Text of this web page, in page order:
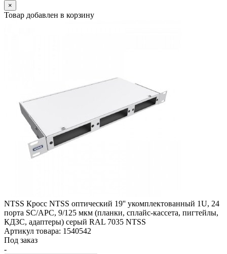
×
Товар добавлен в корзину
NTSS Кросс NTSS оптический 19'' укомплектованный 1U, 24
порта SC/­APC, 9/­125 мкм (планки, сплайс-кассета, пигтейлы,
КДЗС, адаптеры) серый RAL 7035 NTSS
Артикул товара: 1540542
Под заказ
-